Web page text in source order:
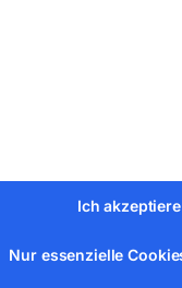
Ich
Nur essenzielle